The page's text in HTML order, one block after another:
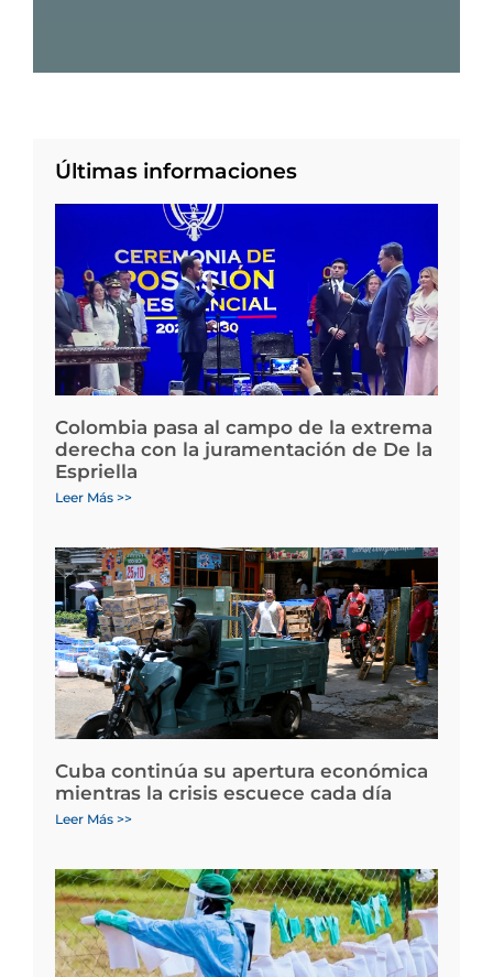
Últimas informaciones
Colombia pasa al campo de la extrema
derecha con la juramentación de De la
Espriella
Leer Más >>
Cuba continúa su apertura económica
mientras la crisis escuece cada día
Leer Más >>